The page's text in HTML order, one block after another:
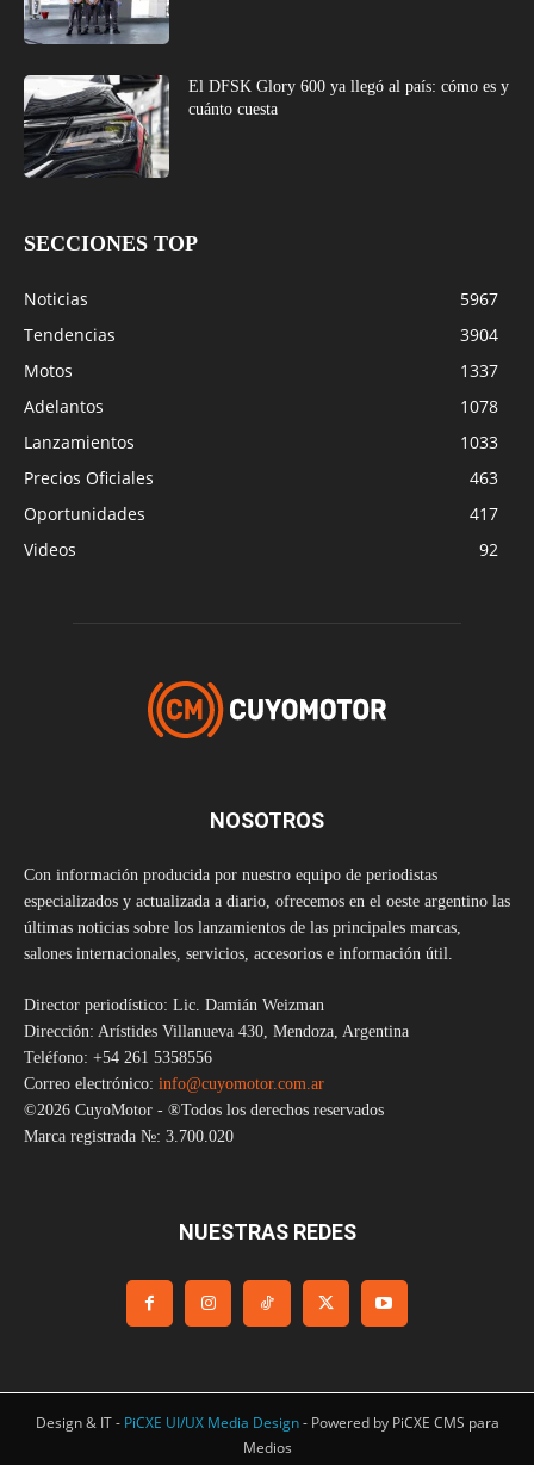
El DFSK Glory 600 ya llegó al país: cómo es y
cuánto cuesta
SECCIONES TOP
Noticias
5967
Tendencias
3904
Motos
1337
Adelantos
1078
Lanzamientos
1033
Precios Oficiales
463
Oportunidades
417
Videos
92
NOSOTROS
Con información producida por nuestro equipo de periodistas
especializados y actualizada a diario, ofrecemos en el oeste argentino las
últimas noticias sobre los lanzamientos de las principales marcas,
salones internacionales, servicios, accesorios e información útil.
Director periodístico: Lic. Damián Weizman
Dirección: Arístides Villanueva 430, Mendoza, Argentina
Teléfono: +54 261 5358556
Correo electrónico: info@cuyomotor.com.ar
©2026 CuyoMotor - ®Todos los derechos reservados
Marca registrada №: 3.700.020
NUESTRAS REDES
Design & IT - PiCXE UI/UX Media Design- Powered by PiCXE CMS para
Medios